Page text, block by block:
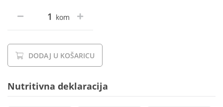
kom
DODAJ U KOŠARICU
Nutritivna deklaracija